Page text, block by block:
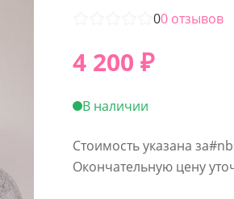
00 отзывов
4 200 ₽
В наличии
Стоимость указана
Окончательную цену